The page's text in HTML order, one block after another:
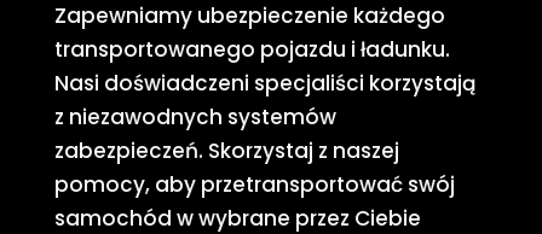
Zapewniamy ubezpieczenie każdego
transportowanego pojazdu i ładunku.
Nasi doświadczeni specjaliści korzystają
z niezawodnych systemów
zabezpieczeń. Skorzystaj z naszej
pomocy, aby przetransportować swój
samochód w wybrane przez Ciebie